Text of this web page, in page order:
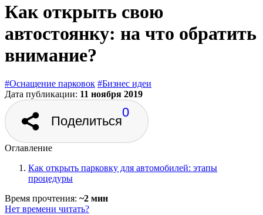
Как открыть свою
автостоянку: на что обратить
внимание?
#Оснащение парковок #Бизнес идеи
Дата публикации: 11 ноября 2019
Поделиться
0
Оглавление
Как открыть парковку для автомобилей: этапы
процедуры
Время прочтения: ~2 мин
Нет времени читать?